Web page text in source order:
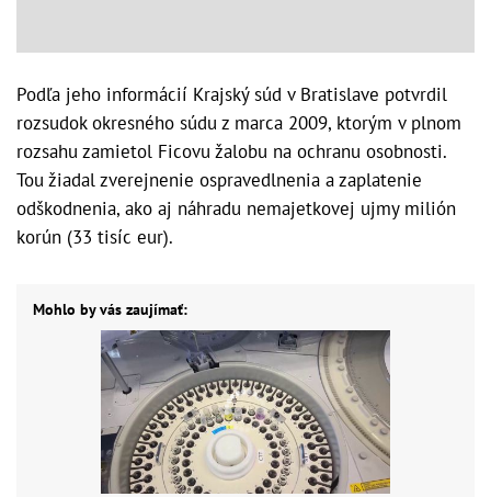
Podľa jeho informácií Krajský súd v Bratislave potvrdil
rozsudok okresného súdu z marca 2009, ktorým v plnom
rozsahu zamietol Ficovu žalobu na ochranu osobnosti.
Tou žiadal zverejnenie ospravedlnenia a zaplatenie
odškodnenia, ako aj náhradu nemajetkovej ujmy milión
korún (33 tisíc eur).
Mohlo by vás zaujímať: